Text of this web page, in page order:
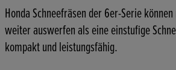
Honda Schneefräsen der 6er-Serie
weiter auswerfen als eine einstufige
kompakt und leistungsfähig.